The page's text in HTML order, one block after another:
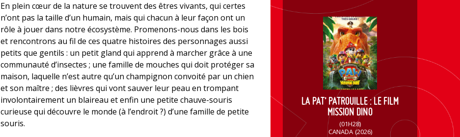
En plein cœur de la nature se trouvent des êtres vivants, qui certes
n’ont pas la taille d’un humain, mais qui chacun à leur façon ont un
rôle à jouer dans notre écosystème. Promenons-nous dans les bois
et rencontrons au fil de ces quatre histoires des personnages aussi
petits que gentils : un petit gland qui apprend à marcher grâce à une
communauté d’insectes ; une famille de mouches qui doit protéger sa
maison, laquelle n’est autre qu’un champignon convoité par un chien
et son maître ; des lièvres qui vont sauver leur peau en trompant
involontairement un blaireau et enfin une petite chauve-souris
curieuse qui découvre le monde (à l’endroit ?) d’une famille de petite
souris.
LA PAT’ PATROUILLE : LE FILM
MISSION DINO
(01H28)
CANADA (2026)